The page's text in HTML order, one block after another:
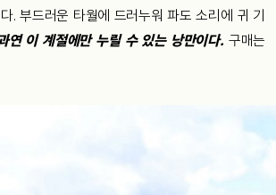
. 부드러운 타월에 드러누워 파도 소리에 귀 기
연 이 계절에만 누릴 수 있는 낭만이다. 구매는